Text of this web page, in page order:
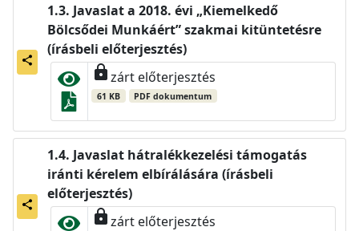
share
Javaslat a 2018. évi „Kiemelkedő
Bölcsődei Munkáért” szakmai kitüntetésre
(írásbeli előterjesztés)
lockzárt előterjesztés
61 KB PDF dokumentum
share
Javaslat hátralékkezelési támogatás
iránti kérelem elbírálására (írásbeli
előterjesztés)
lockzárt előterjesztés